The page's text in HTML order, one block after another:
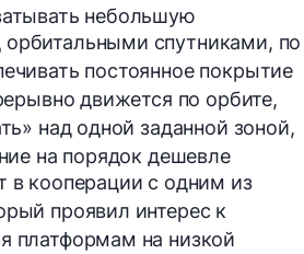
небольшую
спутниками, по
постоянное покрытие
движется по орбите,
над одной заданной зоной,
на порядок дешевле
в кооперации с одним из
проявил интерес к
платформам на низкой